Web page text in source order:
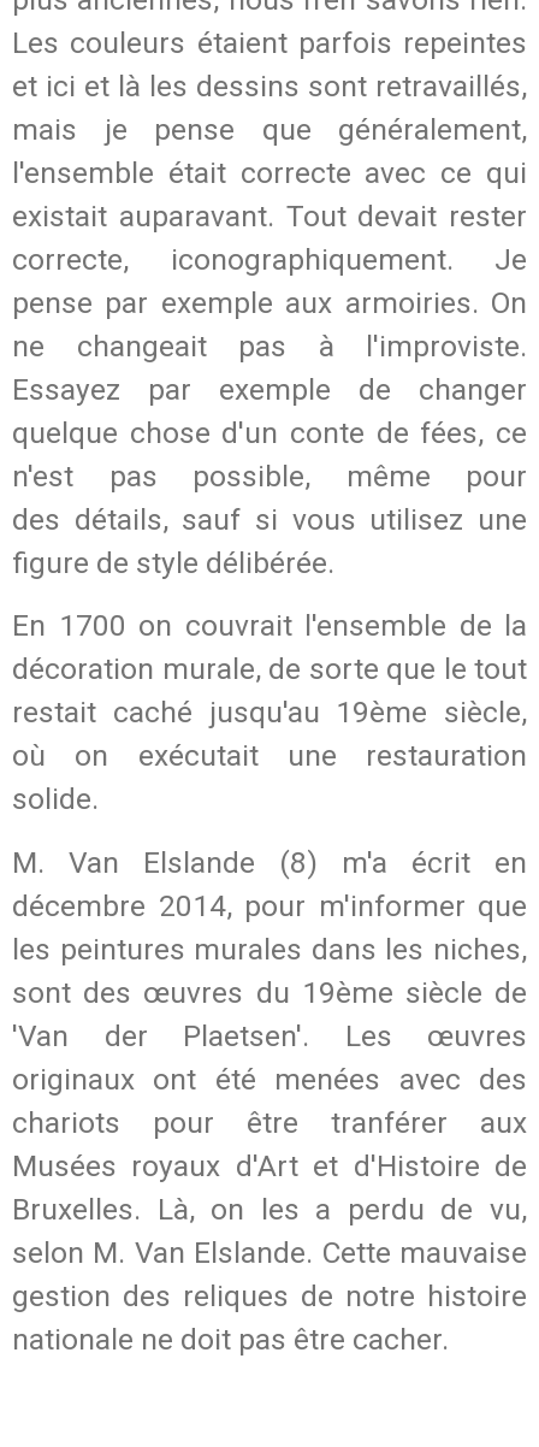
Les couleurs étaient parfois repeintes
et ici et là les dessins sont retravaillés,
mais je pense que généralement,
l'ensemble était correcte avec ce qui
existait auparavant. Tout devait rester
correcte, iconographiquement. Je
pense par exemple aux armoiries. On
ne changeait pas à l'improviste.
Essayez par exemple de changer
quelque chose d'un conte de fées, ce
n'est pas possible, même pour
des détails, sauf si vous utilisez une
figure de style délibérée.
En 1700 on couvrait l'ensemble de la
décoration murale, de sorte que le tout
restait caché jusqu'au 19ème siècle,
où on exécutait une restauration
solide.
M. Van Elslande (8) m'a écrit en
décembre 2014, pour m'informer que
les peintures murales dans les niches,
sont des œuvres du 19ème siècle de
'Van der Plaetsen'. Les œuvres
originaux ont été menées avec des
chariots pour être tranférer aux
Musées royaux d'Art et d'Histoire de
Bruxelles. Là, on les a perdu de vu,
selon M. Van Elslande. Cette mauvaise
gestion des reliques de notre histoire
nationale ne doit pas être cacher.